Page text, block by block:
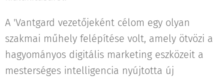
A 'Vantgard vezetőjeként célom egy olyan
szakmai műhely felépítése volt, amely ötvözi a
hagyományos digitális marketing eszközeit a
mesterséges intelligencia nyújtotta új